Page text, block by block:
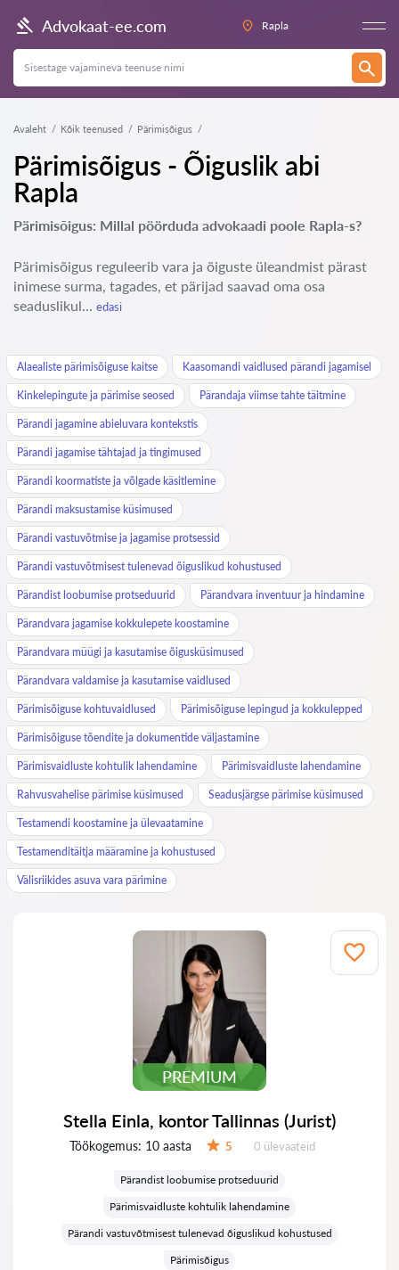
Advokaat-ee.com Rapla
Avaleht Kõik teenused Pärimisõigus
Pärimisõigus - Õiguslik abi
Rapla
Pärimisõigus: Millal pöörduda advokaadi poole Rapla-s?
Pärimisõigus reguleerib vara ja õiguste üleandmist pärast
inimese surma, tagades, et pärijad saavad oma osa
seaduslikul... edasi
Alaealiste pärimisõiguse kaitse Kaasomandi vaidlused pärandi jagamisel
Kinkelepingute ja pärimise seosed Pärandaja viimse tahte täitmine
Pärandi jagamine abieluvara kontekstis
Pärandi jagamise tähtajad ja tingimused
Pärandi koormatiste ja võlgade käsitlemine
Pärandi maksustamise küsimused
Pärandi vastuvõtmise ja jagamise protsessid
Pärandi vastuvõtmisest tulenevad õiguslikud kohustused
Pärandist loobumise protseduurid Pärandvara inventuur ja hindamine
Pärandvara jagamise kokkulepete koostamine
Pärandvara müügi ja kasutamise õigusküsimused
Pärandvara valdamise ja kasutamise vaidlused
Pärimisõiguse kohtuvaidlused Pärimisõiguse lepingud ja kokkulepped
Pärimisõiguse tõendite ja dokumentide väljastamine
Pärimisvaidluste kohtulik lahendamine Pärimisvaidluste lahendamine
Rahvusvahelise pärimise küsimused Seadusjärgse pärimise küsimused
Testamendi koostamine ja ülevaatamine
Testamenditäitja määramine ja kohustused
Välisriikides asuva vara pärimine
PREMIUM
Stella Einla, kontor Tallinnas (Jurist)
Töökogemus: 10 aasta 5 Ülevaateid:
0 ülevaateid
Pärandist loobumise protseduurid
Pärimisvaidluste kohtulik lahendamine
Pärandi vastuvõtmisest tulenevad õiguslikud kohustused
Pärimisõigus